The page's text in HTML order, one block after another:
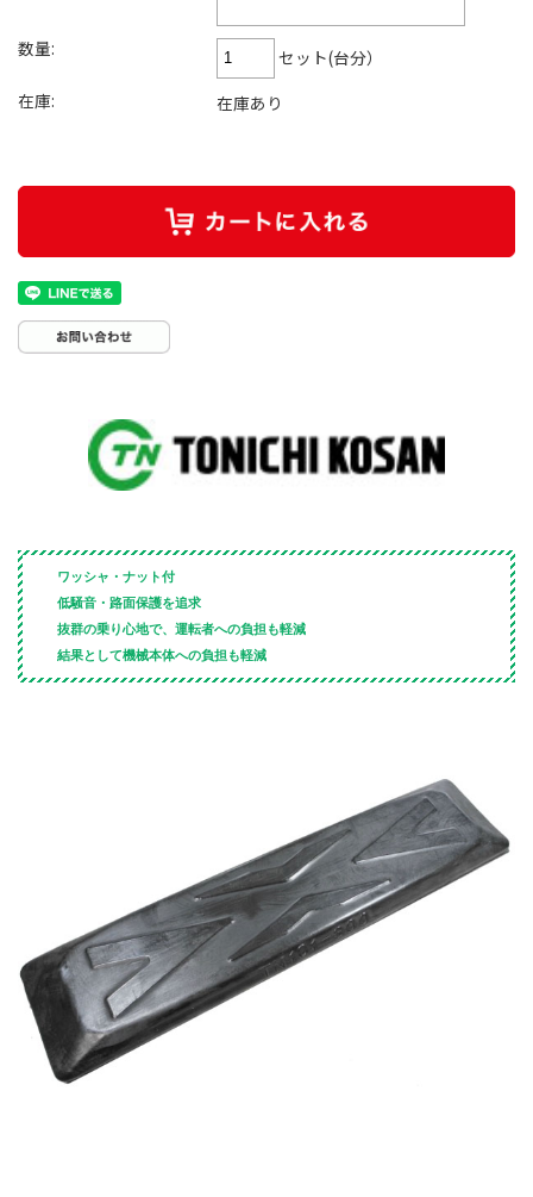
数量:
セット(台分）
在庫:
在庫あり
ワッシャ・ナット付
低騒音・路面保護を追求
抜群の乗り心地で、運転者への負担も軽減
結果として機械本体への負担も軽減